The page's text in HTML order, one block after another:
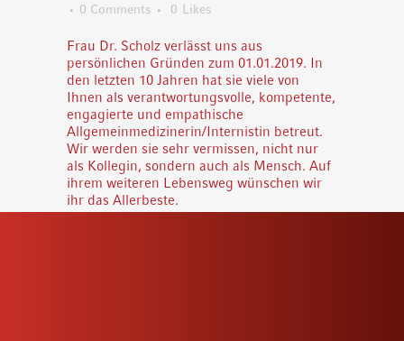
0 Comments
0 Likes
Frau Dr. Scholz verlässt uns aus
persönlichen Gründen zum 01.01.2019. In
den letzten 10 Jahren hat sie viele von
Ihnen als verantwortungsvolle, kompetente,
engagierte und empathische
Allgemeinmedizinerin/Internistin betreut.
Wir werden sie sehr vermissen, nicht nur
als Kollegin, sondern auch als Mensch. Auf
ihrem weiteren Lebensweg wünschen wir
ihr das Allerbeste.